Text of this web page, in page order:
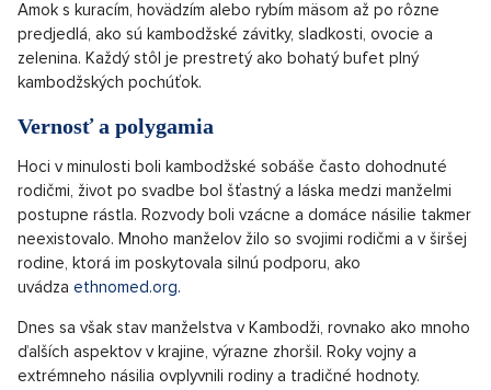
Amok s kuracím, hovädzím alebo rybím mäsom až po rôzne
predjedlá, ako sú kambodžské závitky, sladkosti, ovocie a
zelenina. Každý stôl je prestretý ako bohatý bufet plný
kambodžských pochúťok.
Vernosť a polygamia
Hoci v minulosti boli kambodžské sobáše často dohodnuté
rodičmi, život po svadbe bol šťastný a láska medzi manželmi
postupne rástla. Rozvody boli vzácne a domáce násilie takmer
neexistovalo. Mnoho manželov žilo so svojimi rodičmi a v širšej
rodine, ktorá im poskytovala silnú podporu, ako
uvádza ethnomed.org.
Dnes sa však stav manželstva v Kambodži, rovnako ako mnoho
ďalších aspektov v krajine, výrazne zhoršil. Roky vojny a
extrémneho násilia ovplyvnili rodiny a tradičné hodnoty.